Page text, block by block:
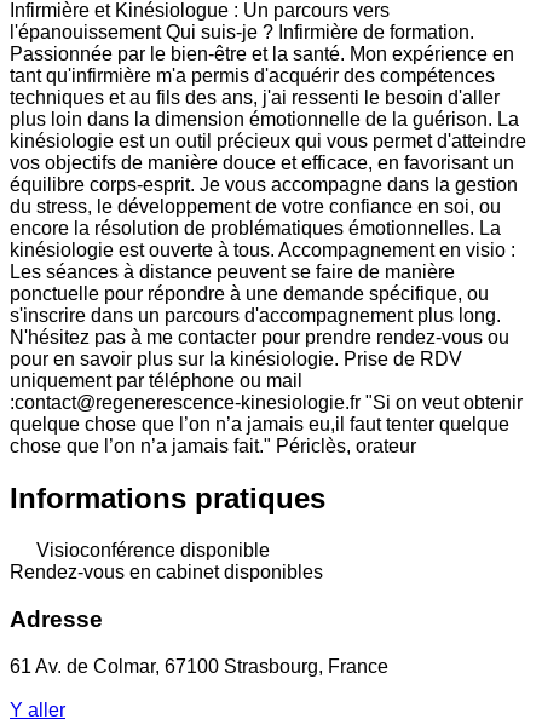
Infirmière et Kinésiologue : Un parcours vers
l'épanouissement Qui suis-je ? Infirmière de formation.
Passionnée par le bien-être et la santé. Mon expérience en
tant qu'infirmière m'a permis d'acquérir des compétences
techniques et au fils des ans, j'ai ressenti le besoin d'aller
plus loin dans la dimension émotionnelle de la guérison. La
kinésiologie est un outil précieux qui vous permet d'atteindre
vos objectifs de manière douce et efficace, en favorisant un
équilibre corps-esprit. Je vous accompagne dans la gestion
du stress, le développement de votre confiance en soi, ou
encore la résolution de problématiques émotionnelles. La
kinésiologie est ouverte à tous. Accompagnement en visio :
Les séances à distance peuvent se faire de manière
ponctuelle pour répondre à une demande spécifique, ou
s'inscrire dans un parcours d'accompagnement plus long.
N'hésitez pas à me contacter pour prendre rendez-vous ou
pour en savoir plus sur la kinésiologie. Prise de RDV
uniquement par téléphone ou mail
:contact@regenerescence-kinesiologie.fr "Si on veut obtenir
quelque chose que l’on n’a jamais eu,il faut tenter quelque
chose que l’on n’a jamais fait." Périclès, orateur
Informations pratiques
Visioconférence disponible
Rendez-vous en cabinet disponibles
Adresse
61 Av. de Colmar, 67100 Strasbourg, France
Y aller